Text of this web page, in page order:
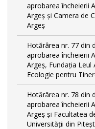
aprobarea încheierii
Argeș și Camera de
Argeș
Hotărârea nr. 77 din
aprobarea încheierii
Argeș, Fundația Leul
Ecologie pentru
Hotărârea nr. 78 din
aprobarea încheierii
Argeș și Facultatea
Universității din